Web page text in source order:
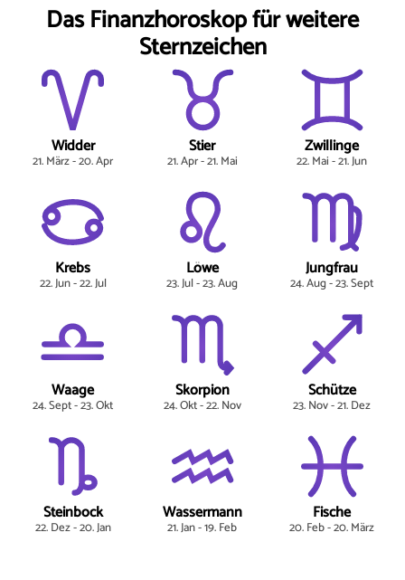
Das Finanzhoroskop für weitere
Sternzeichen
Widder
21. März - 20. Apr
Stier
21. Apr - 21. Mai
Zwillinge
22. Mai - 21. Jun
Krebs
22. Jun - 22. Jul
Löwe
23. Jul - 23. Aug
Jungfrau
24. Aug - 23. Sept
Waage
24. Sept - 23. Okt
Skorpion
24. Okt - 22. Nov
Schütze
23. Nov - 21. Dez
Steinbock
22. Dez - 20. Jan
Wassermann
21. Jan - 19. Feb
Fische
20. Feb - 20. März